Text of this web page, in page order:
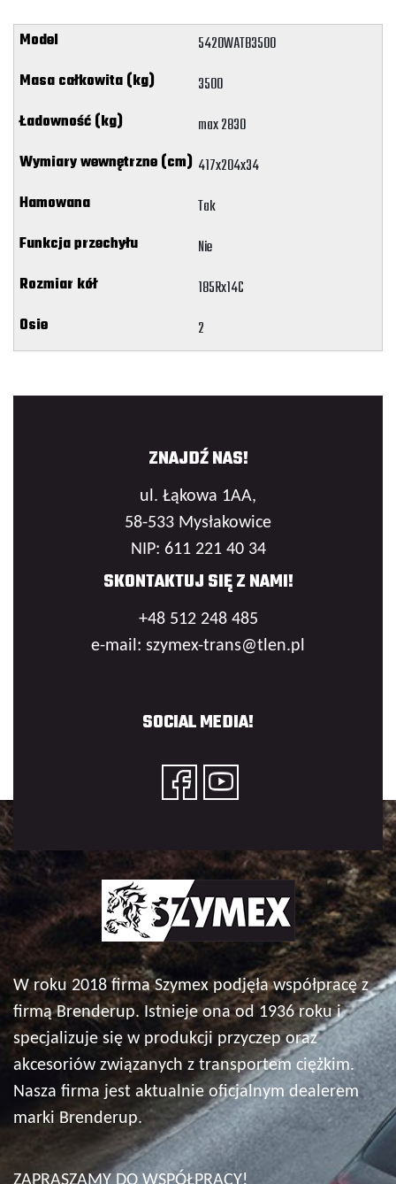
5420WATB3500
3500
max 2830
417x204x34
Tak
Nie
185Rx14C
2
ZNAJDŹ NAS!
ul. Łąkowa 1AA,
58-533 Mysłakowice
NIP: 611 221 40 34
SKONTAKTUJ SIĘ Z NAMI!
+48 512 248 485
e-mail: szymex-trans@tlen.pl
SOCIAL MEDIA!
W roku 2018 firma Szymex podjęła współpracę z
firmą Brenderup. Istnieje ona od 1936 roku i
specjalizuje się w produkcji przyczep oraz
akcesoriów związanych z transportem ciężkim.
Nasza firma jest aktualnie oficjalnym dealerem
marki Brenderup.
ZAPRASZAMY DO WSPÓŁPRACY!